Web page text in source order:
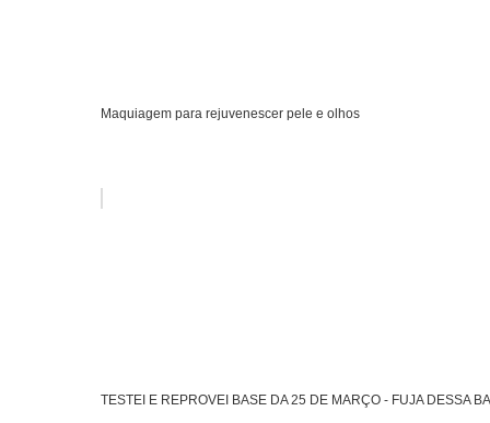
Maquiagem para rejuvenescer pele e olhos
TESTEI E REPROVEI BASE DA 25 DE MARÇO - FUJA DESSA